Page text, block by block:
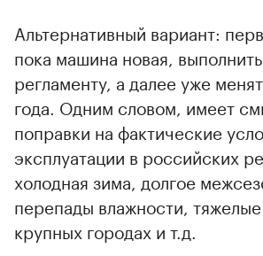
Альтернативный вариант:
пока машина новая,
регламенту, а далее уже
года. Одним словом, имеет
поправки на фактические
эксплуатации в российских
холодная зима, долгое
перепады влажности,
крупных городах и т.д.